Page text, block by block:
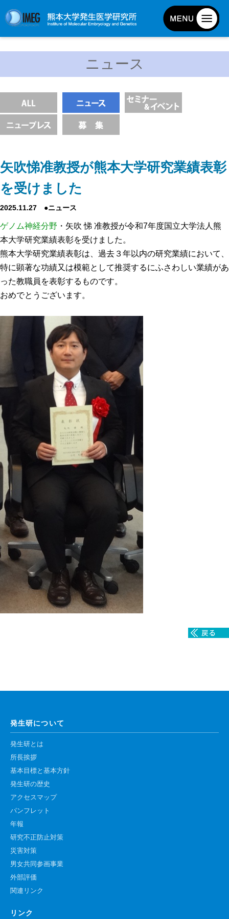
基本目標と基本方針
発生研の歴史
外部評価
パンフレット
研究不正防止対策
災害対策
男女共同参画事業
年報
関連リンク
研究分野紹介
ゲノム神経学分野
細胞脂質代謝分野
細胞医学分野
損傷修復分野
多能性幹細胞分野
組織幹細胞分野
幹細胞誘導分野
胎盤発生分野
脳発生分野
入学・求人案内
入学者案内
求人案内
研究支援
共通実験室・培養室利用
研究試料供給
In situ hybridization
キャピラリーシーケンス
共通機器予約
カンファレンス・ルーム予約
大判プリンター予約
ニュース
矢吹悌准教授が熊本大学研究業績表彰
を受けました
2025.11.27 ●ニュース
ゲノム神経分野 ・矢吹 悌 准教授が令和7年度国立大学法人熊
本大学研究業績表彰を受けました。
熊本大学研究業績表彰は、過去３年以内の研究業績において、
特に顕著な功績又は模範として推奨するにふさわしい業績があ
った教職員を表彰するものです。
おめでとうございます。
発生研について
発生研とは
所長挨拶
基本目標と基本方針
発生研の歴史
アクセスマップ
パンフレット
年報
研究不正防止対策
災害対策
男女共同参画事業
外部評価
関連リンク
リンク